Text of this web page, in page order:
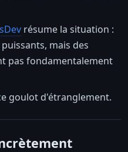
résume la situation :
mais des
pas fondamentalement
goulot d'étranglement.